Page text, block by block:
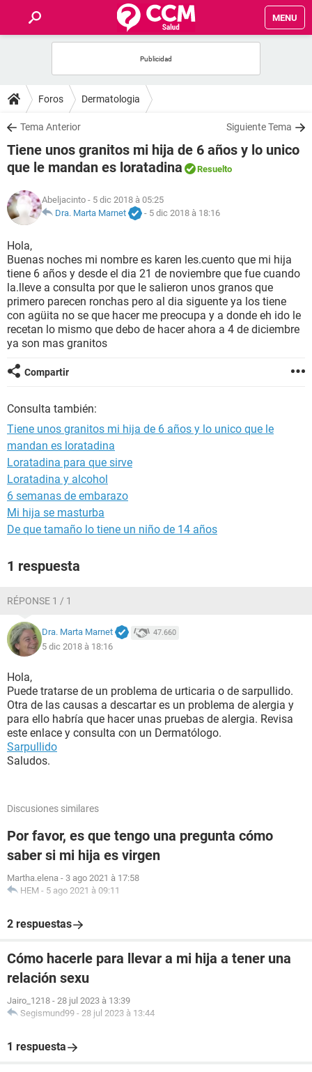
MENU
FORUMS
SALUD
FAMILIA
NUTRICIÓN
SEXUALIDAD
GLOSARIO
Foros Dermatologia
Tema Anterior Siguiente Tema
Tiene unos granitos mi hija de 6 años y lo unico
que le mandan es loratadina
Resuelto
Abeljacinto - 5 dic 2018 à 05:25
Dra. Marta Marnet
- 5 dic 2018 à 18:16
Hola,
Buenas noches mi nombre es karen les.cuento que mi hija
tiene 6 años y desde el dia 21 de noviembre que fue cuando
la.lleve a consulta por que le salieron unos granos que
primero parecen ronchas pero al dia siguente ya los tiene
con agüita no se que hacer me preocupa y a donde eh ido le
recetan lo mismo que debo de hacer ahora a 4 de diciembre
ya son mas granitos
Compartir
Consulta también:
Tiene unos granitos mi hija de 6 años y lo unico que le
mandan es loratadina
Loratadina para que sirve
Loratadina y alcohol
6 semanas de embarazo
Mi hija se masturba
De que tamaño lo tiene un niño de 14 años
1 respuesta
RÉPONSE 1 / 1
Dra. Marta Marnet 47.660
5 dic 2018 à 18:16
Hola,
Puede tratarse de un problema de urticaria o de sarpullido.
Otra de las causas a descartar es un problema de alergia y
para ello habría que hacer unas pruebas de alergia. Revisa
este enlace y consulta con un Dermatólogo.
Sarpullido
Saludos.
Discusiones similares
Por favor, es que tengo una pregunta cómo
saber si mi hija es virgen
Martha.elena - 3 ago 2021 à 17:58
HEM - 5 ago 2021 à 09:11
2 respuestas
Cómo hacerle para llevar a mi hija a tener una
relación sexu
Jairo_1218 - 28 jul 2023 à 13:39
Segismund99 - 28 jul 2023 à 13:44
1 respuesta